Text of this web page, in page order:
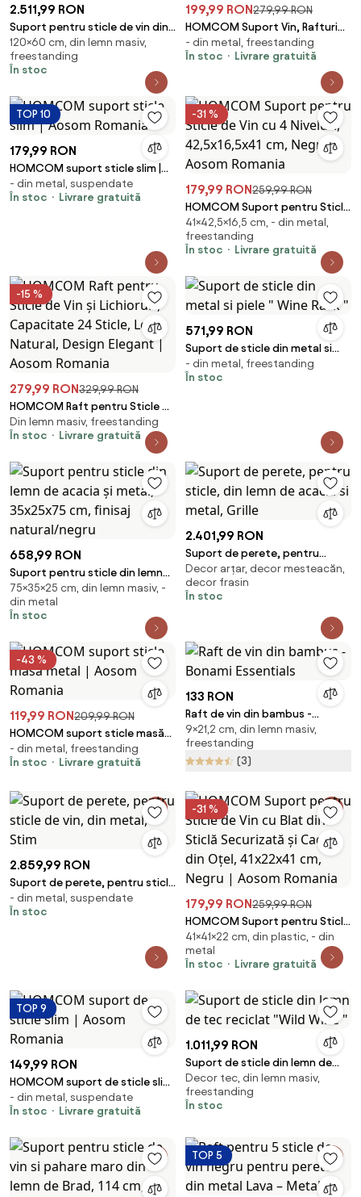
2.511,99 RON
Suport pentru sticle de vin din
lemn masiv de mango, natur,
60×120 cm, „Pressoir"
120×60 cm, din lemn masiv,
freestanding
În stoc
199,99 RON279,99 RON
HOMCOM Suport Vin, Rafturi
Ondulate, Picioare Reglabile,
Maro Rustic, Negru | Aosom
- din metal, freestanding
În stoc
Livrare gratuită
TOP 10
179,99 RON
HOMCOM suport sticle slim |
Aosom Romania
- din metal, suspendate
În stoc
Livrare gratuită
-31 %
179,99 RON259,99 RON
HOMCOM Suport pentru Sticle
de Vin cu 4 Niveluri, 42,5x16,5x41
cm, Negru | Aosom Romania
41×42,5×16,5 cm, - din metal,
freestanding
În stoc
Livrare gratuită
-15 %
279,99 RON329,99 RON
HOMCOM Raft pentru Sticle de
Vin și Lichioruri, Capacitate 24
Sticle, Lemn Natural, Design
Din lemn masiv, freestanding
În stoc
Livrare gratuită
571,99 RON
Suport de sticle din metal si
piele " Wine Rack "
- din metal, freestanding
În stoc
658,99 RON
Suport pentru sticle din lemn
de acacia și metal, 35x25x75
cm, finisaj natural/negru
75×35×25 cm, din lemn masiv, -
din metal
În stoc
2.401,99 RON
Suport de perete, pentru
sticle, din lemn de acacia si
metal, Grille
Decor arțar, decor mesteacăn,
decor frasin
În stoc
-43 %
119,99 RON209,99 RON
HOMCOM suport sticle masă
metal | Aosom Romania
- din metal, freestanding
În stoc
Livrare gratuită
133 RON
Raft de vin din bambus -
Bonami Essentials
9×21,2 cm, din lemn masiv,
freestanding
(3)
2.859,99 RON
Suport de perete, pentru sticle
de vin, din metal, Stim
- din metal, suspendate
În stoc
-31 %
179,99 RON259,99 RON
HOMCOM Suport pentru Sticle
de Vin cu Blat din Sticlă
Securizată și Cadru din Oțel,
41x22x41 cm, Negru | Aosom
41×41×22 cm, din plastic, - din
metal
În stoc
Livrare gratuită
TOP 9
149,99 RON
HOMCOM suport de sticle slim
| Aosom Romania
- din metal, suspendate
În stoc
Livrare gratuită
1.011,99 RON
Suport de sticle din lemn de
tec reciclat "Wild Wine "
Decor tec, din lemn masiv,
freestanding
În stoc
TOP 5